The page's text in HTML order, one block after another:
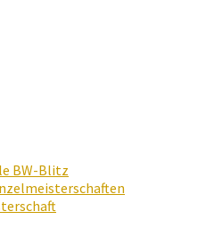
BW-Blitz